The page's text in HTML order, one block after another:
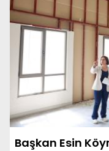
Başkan Esin